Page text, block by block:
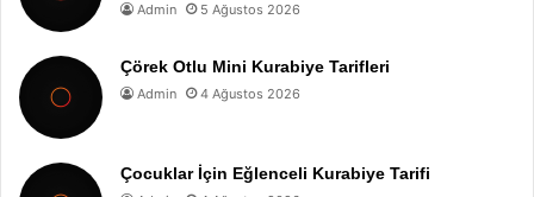
Admin 5 Ağustos 2026
Çörek Otlu Mini Kurabiye Tarifleri
Admin 4 Ağustos 2026
Çocuklar İçin Eğlenceli Kurabiye Tarifi